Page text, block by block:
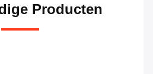
Producten